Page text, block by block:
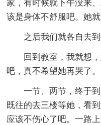
家，有时候就下午没来
该是身体不舒服吧。她就
之后我们就各自去到
回到教室，我就想
吧，真不希望她再哭了。
一节、两节，终于
既往的去三楼等她，看
应该不伤心了吧。一路